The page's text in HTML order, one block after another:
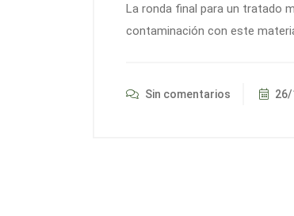
La ronda final para un tratado
contaminación con este
Sin comentarios